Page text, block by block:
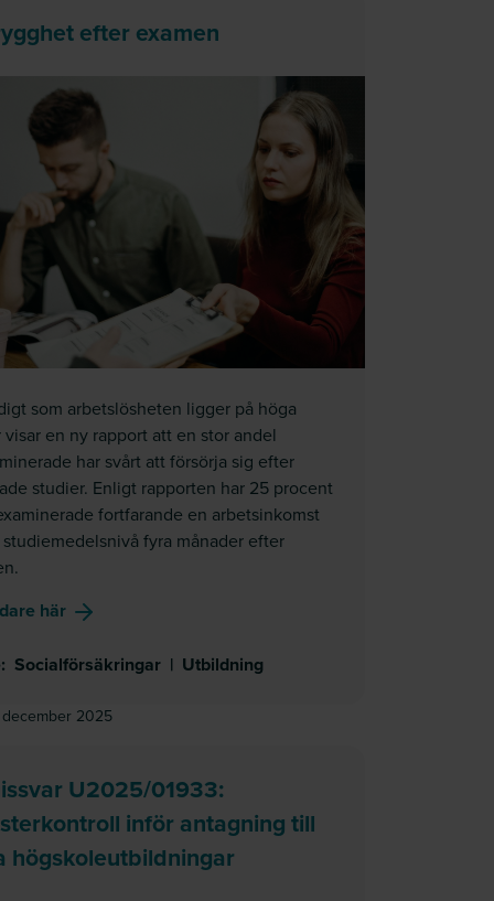
efter examen
som arbetslösheten ligger på höga
visar en ny rapport att en stor andel
har svårt att försörja sig efter
studier. Enligt rapporten har 25 procent
fortfarande en arbetsinkomst
fyra månader efter
här om
: Socialförsäkringar | Utbildning
2025
U2025/01933:
inför antagning till
högskoleutbildningar